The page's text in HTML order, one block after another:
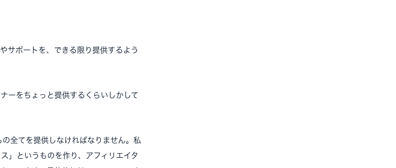
サポートを、できる限り提供するよう
ーをちょっと提供するくらいしかして
全てを提供しなければなりません。私
」というものを作り、アフィリエイタ